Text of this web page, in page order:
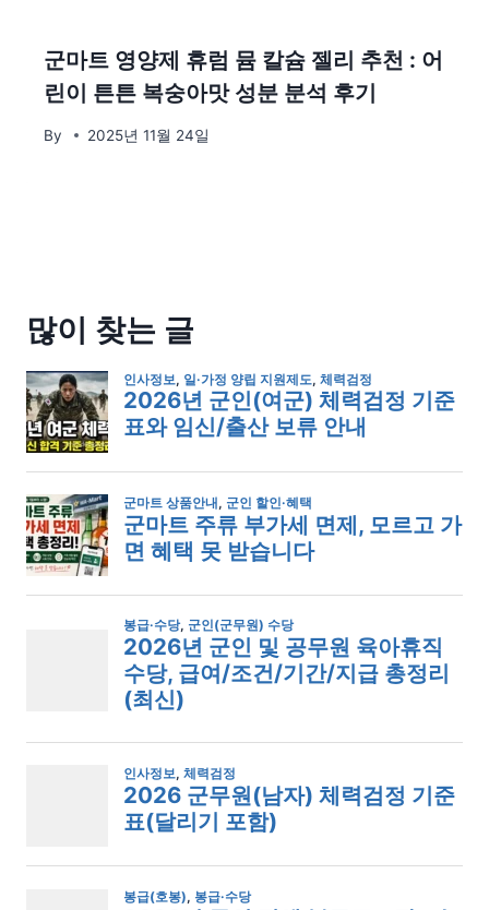
군마트 영양제 휴럼 뮴 칼슘 젤리 추천 : 어
린이 튼튼 복숭아맛 성분 분석 후기
By 2025년 11월 24일
많이 찾는 글